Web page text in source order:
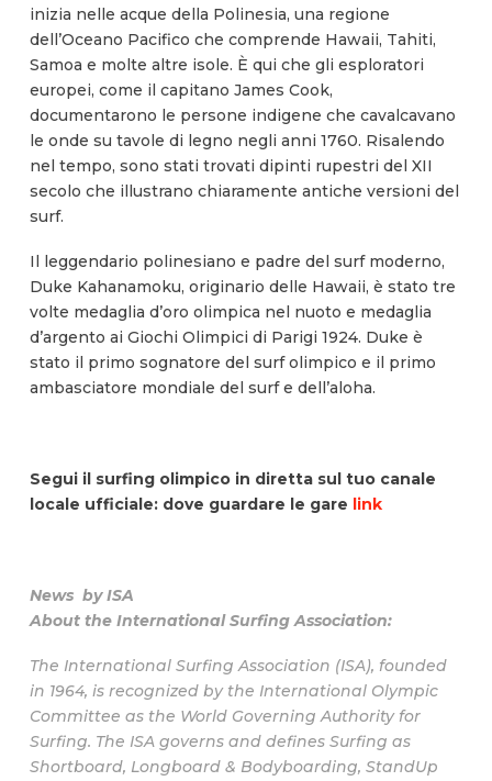
inizia nelle acque della Polinesia, una regione
dell’Oceano Pacifico che comprende Hawaii, Tahiti,
Samoa e molte altre isole. È qui che gli esploratori
europei, come il capitano James Cook,
documentarono le persone indigene che cavalcavano
le onde su tavole di legno negli anni 1760. Risalendo
nel tempo, sono stati trovati dipinti rupestri del XII
secolo che illustrano chiaramente antiche versioni del
surf.
Il leggendario polinesiano e padre del surf moderno,
Duke Kahanamoku, originario delle Hawaii, è stato tre
volte medaglia d’oro olimpica nel nuoto e medaglia
d’argento ai Giochi Olimpici di Parigi 1924. Duke è
stato il primo sognatore del surf olimpico e il primo
ambasciatore mondiale del surf e dell’aloha.
Segui il surfing olimpico in diretta sul tuo canale
locale ufficiale: dove guardare le gare link
News by ISA
About the International Surfing Association:
The International Surfing Association (ISA), founded
in 1964, is recognized by the International Olympic
Committee as the World Governing Authority for
Surfing. The ISA governs and defines Surfing as
Shortboard, Longboard & Bodyboarding, StandUp